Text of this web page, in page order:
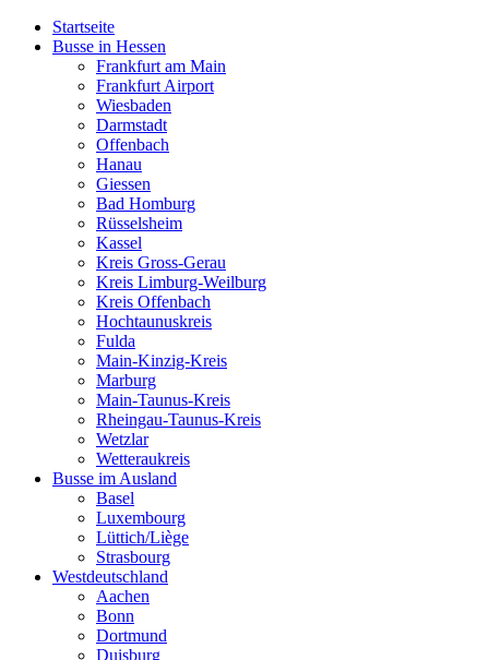
Startseite
Busse in Hessen
Frankfurt am Main
Frankfurt Airport
Wiesbaden
Darmstadt
Offenbach
Hanau
Giessen
Bad Homburg
Rüsselsheim
Kassel
Kreis Gross-Gerau
Kreis Limburg-Weilburg
Kreis Offenbach
Hochtaunuskreis
Fulda
Main-Kinzig-Kreis
Marburg
Main-Taunus-Kreis
Rheingau-Taunus-Kreis
Wetzlar
Wetteraukreis
Busse im Ausland
Basel
Luxembourg
Lüttich/Liège
Strasbourg
Westdeutschland
Aachen
Bonn
Dortmund
Duisburg